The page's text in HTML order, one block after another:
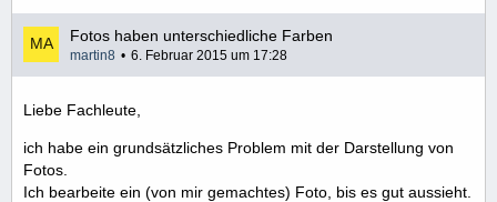
Fotos haben unterschiedliche Farben
martin8 6. Februar 2015 um 17:28
Liebe Fachleute,
ich habe ein grundsätzliches Problem mit der Darstellung von
Fotos.
Ich bearbeite ein (von mir gemachtes) Foto, bis es gut aussieht.